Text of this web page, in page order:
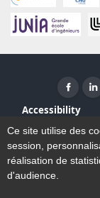
Accessibility
Legal Notice
Contact
Ce site utilise des
session,
réalisation de
d'audience.